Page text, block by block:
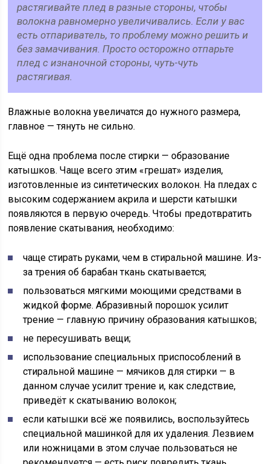
растягивайте плед в разные стороны, чтобы
волокна равномерно увеличивались. Если у вас
есть отпариватель, то проблему можно решить и
без замачивания. Просто осторожно отпарьте
плед с изнаночной стороны, чуть-чуть
растягивая.
Влажные волокна увеличатся до нужного размера,
главное — тянуть не сильно.
Ещё одна проблема после стирки — образование
катышков. Чаще всего этим «грешат» изделия,
изготовленные из синтетических волокон. На пледах с
высоким содержанием акрила и шерсти катышки
появляются в первую очередь. Чтобы предотвратить
появление скатывания, необходимо:
чаще стирать руками, чем в стиральной машине. Из-
за трения об барабан ткань скатывается;
пользоваться мягкими моющими средствами в
жидкой форме. Абразивный порошок усилит
трение — главную причину образования катышков;
не пересушивать вещи;
использование специальных приспособлений в
стиральной машине — мячиков для стирки — в
данном случае усилит трение и, как следствие,
приведёт к скатыванию волокон;
если катышки всё же появились, воспользуйтесь
специальной машинкой для их удаления. Лезвием
или ножницами в этом случае пользоваться не